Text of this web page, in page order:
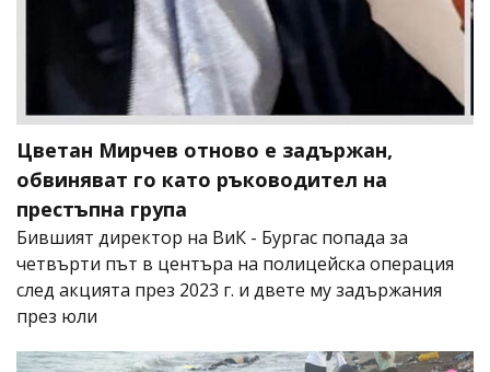
Цветан Мирчев отново е задържан,
обвиняват го като ръководител на
престъпна група
Бившият директор на ВиК - Бургас попада за
четвърти път в центъра на полицейска операция
след акцията през 2023 г. и двете му задържания
през юли